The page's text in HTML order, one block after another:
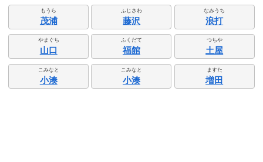
もうら
茂浦
ふじさわ
藤沢
なみうち
浪打
やまぐち
山口
ふくだて
福館
つちや
土屋
こみなと
小湊
こみなと
小湊
ますた
増田